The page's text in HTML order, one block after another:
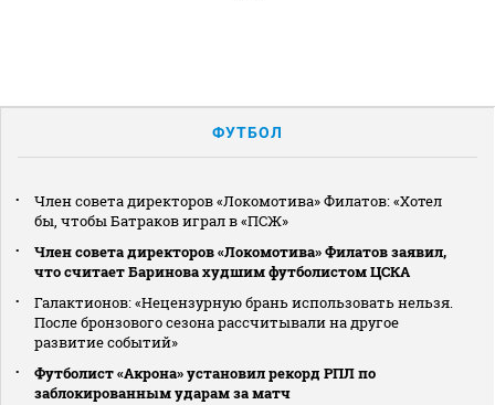
ФУТБОЛ
Член совета директоров «Локомотива» Филатов: «Хотел
бы, чтобы Батраков играл в «ПСЖ»
Член совета директоров «Локомотива» Филатов заявил,
что считает Баринова худшим футболистом ЦСКА
Галактионов: «Нецензурную брань использовать нельзя.
После бронзового сезона рассчитывали на другое
развитие событий»
Футболист «Акрона» установил рекорд РПЛ по
заблокированным ударам за матч